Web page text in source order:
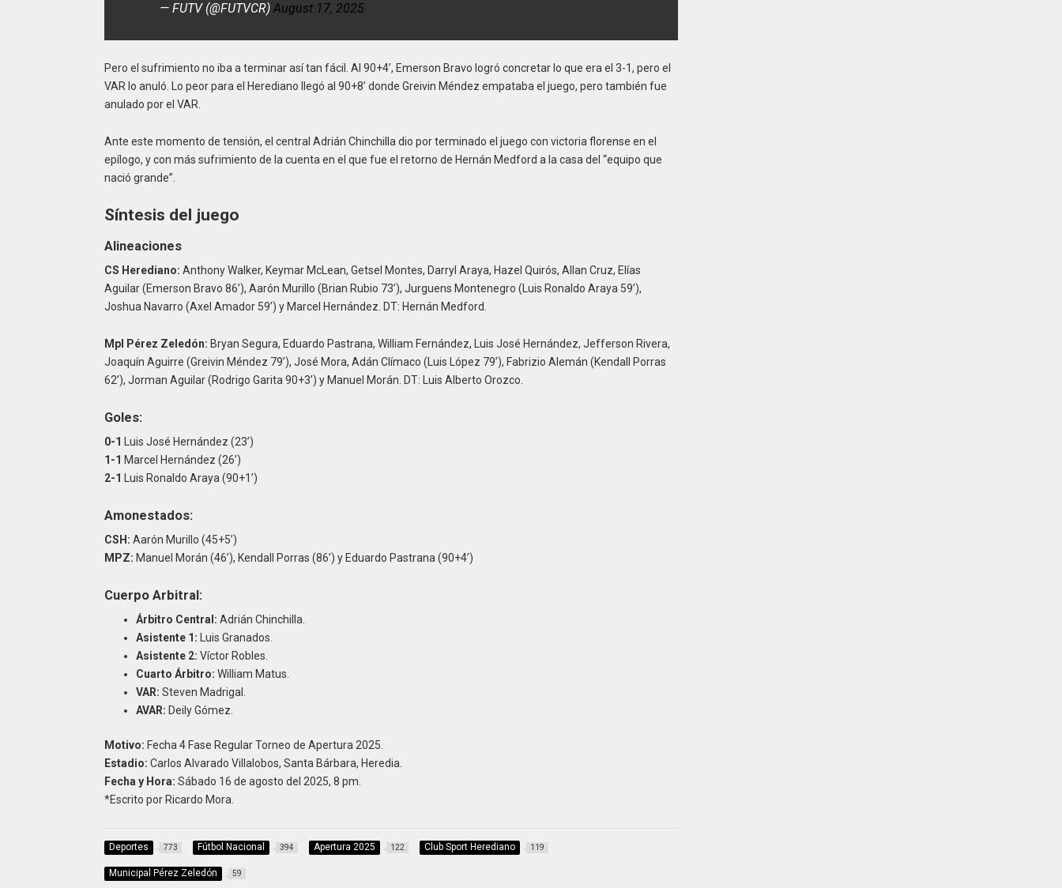
— FUTV (@FUTVCR) August 17, 2025
Pero el sufrimiento no iba a terminar así tan fácil. Al 90+4’, Emerson Bravo logró concretar lo que era el 3-1, pero el
VAR lo anuló. Lo peor para el Herediano llegó al 90+8’ donde Greivin Méndez empataba el juego, pero también fue
anulado por el VAR.
Ante este momento de tensión, el central Adrián Chinchilla dio por terminado el juego con victoria florense en el
epílogo, y con más sufrimiento de la cuenta en el que fue el retorno de Hernán Medford a la casa del “equipo que
nació grande”.
Síntesis del juego
Alineaciones
CS Herediano: Anthony Walker, Keymar McLean, Getsel Montes, Darryl Araya, Hazel Quirós, Allan Cruz, Elías
Aguilar (Emerson Bravo 86’), Aarón Murillo (Brian Rubio 73’), Jurguens Montenegro (Luis Ronaldo Araya 59’),
Joshua Navarro (Axel Amador 59’) y Marcel Hernández. DT: Hernán Medford.
Mpl Pérez Zeledón: Bryan Segura, Eduardo Pastrana, William Fernández, Luis José Hernández, Jefferson Rivera,
Joaquín Aguirre (Greivin Méndez 79’), José Mora, Adán Clímaco (Luis López 79’), Fabrizio Alemán (Kendall Porras
62’), Jorman Aguilar (Rodrigo Garita 90+3’) y Manuel Morán. DT: Luis Alberto Orozco.
Goles:
0-1
Luis José Hernández (23’)
1-1 Marcel Hernández (26’)
2-1
Luis Ronaldo Araya (90+1’)
Amonestados:
CSH: Aarón Murillo (45+5’)
MPZ: Manuel Morán (46’), Kendall Porras (86’) y Eduardo Pastrana (90+4’)
Cuerpo Arbitral:
Árbitro Central: Adrián Chinchilla.
Asistente 1: Luis Granados.
Asistente 2: Víctor Robles.
Cuarto Árbitro: William Matus.
VAR: Steven Madrigal.
AVAR: Deily Gómez.
Motivo: Fecha 4 Fase Regular Torneo de Apertura 2025.
Estadio: Carlos Alvarado Villalobos, Santa Bárbara, Heredia.
Fecha y Hora: Sábado 16 de agosto del 2025, 8 pm.
*Escrito por Ricardo Mora.
Deportes 773 Fútbol Nacional 394 Apertura 2025 122 Club Sport Herediano 119
Municipal Pérez Zeledón 59